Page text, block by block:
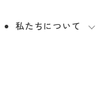
私たちについて